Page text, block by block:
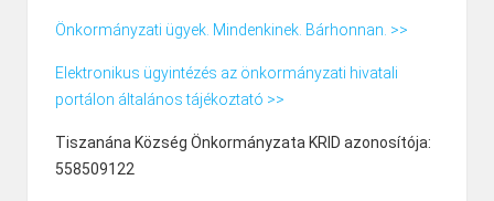
Önkormányzati ügyek. Mindenkinek. Bárhonnan. >>
Elektronikus ügyintézés az önkormányzati hivatali
portálon általános tájékoztató >>
Tiszanána Község Önkormányzata KRID azonosítója:
558509122